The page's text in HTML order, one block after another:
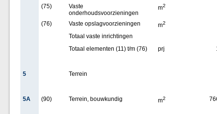
(75)
Vaste
onderhoudsvoorzieningen
m2
(76) Vaste opslagvoorzieningen m2
Totaal vaste inrichtingen
Totaal elementen (11) t/m (76)
prj
5 Terrein
5A (90) Terrein, bouwkundig m2